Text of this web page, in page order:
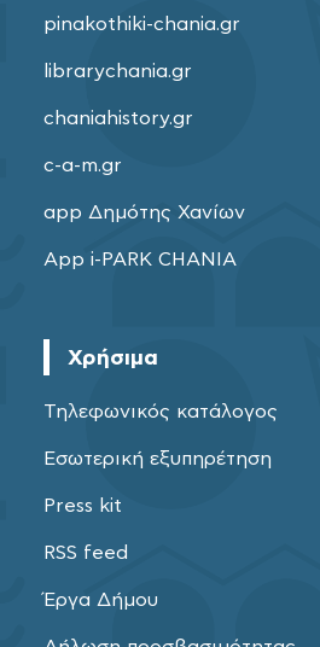
pinakothiki-chania.gr
librarychania.gr
chaniahistory.gr
c-a-m.gr
app Δημότης Χανίων
App i-PARK CHANIA
Χρήσιμα
Τηλεφωνικός κατάλογος
Εσωτερική εξυπηρέτηση
Press kit
RSS feed
Έργα Δήμου